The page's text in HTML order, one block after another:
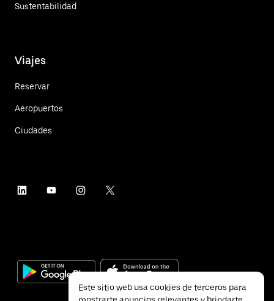
Sustentabilidad
Viajes
Reservar
Aeropuertos
Ciudades
Este sitio web usa cookies de terceros para